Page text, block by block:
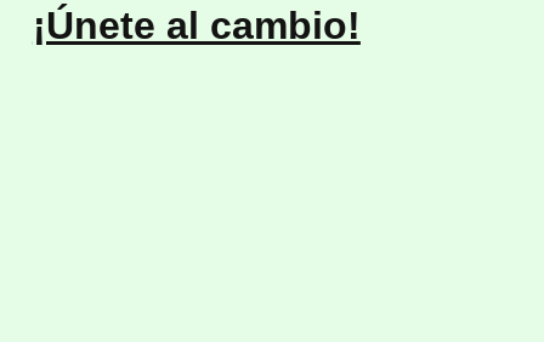
¡Únete al cambio!